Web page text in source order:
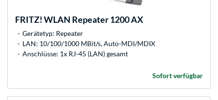
FRITZ!WLAN Repeater 1200 AX
Gerätetyp: Repeater
LAN: 10/100/1000 MBit/s, Auto-MDI/MDIX
Anschlüsse: 1x RJ-45 (LAN) gesamt
Sofort verfügbar